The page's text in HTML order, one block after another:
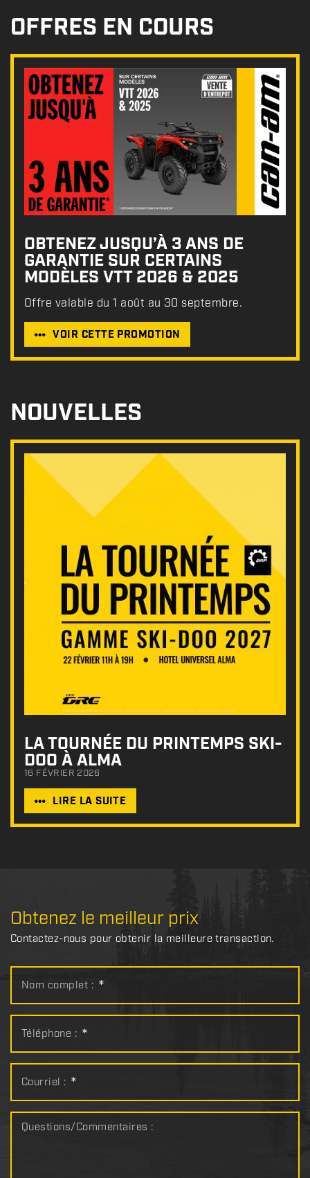
OFFRES EN COURS
OBTENEZ JUSQU’À 3 ANS DE
GARANTIE SUR CERTAINS
MODÈLES VTT 2026 & 2025
Offre valable du 1 août au 30 septembre.
VOIR CETTE PROMOTION
NOUVELLES
LA TOURNÉE DU PRINTEMPS SKI-
DOO À ALMA
16 FÉVRIER 2026
LIRE LA SUITE
Obtenez le meilleur prix
Contactez-nous pour obtenir la meilleure transaction.
Nom complet : *
Téléphone : *
Courriel : *
Questions/Commentaires :